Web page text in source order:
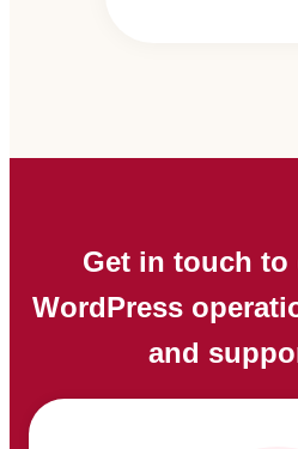
Get in touch
WordPress
and